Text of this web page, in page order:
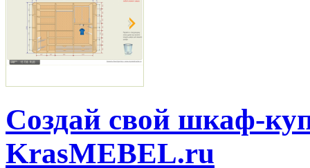
Создай свой шкаф-
KrasMEBEL.ru